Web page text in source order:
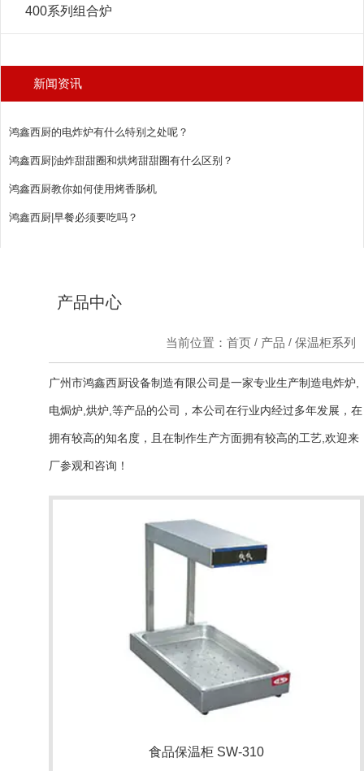
400系列组合炉
新闻资讯
鸿鑫西厨的电炸炉有什么特别之处呢？
鸿鑫西厨|油炸甜甜圈和烘烤甜甜圈有什么区别？
鸿鑫西厨教你如何使用烤香肠机
鸿鑫西厨|早餐必须要吃吗？
产品中心
当前位置：首页 / 产品 / 保温柜系列
广州市鸿鑫西厨设备制造有限公司是一家专业生产制造电炸炉,
电焗炉,烘炉,等产品的公司，本公司在行业内经过多年发展，在
拥有较高的知名度，且在制作生产方面拥有较高的工艺,欢迎来
厂参观和咨询！
食品保温柜 SW-310